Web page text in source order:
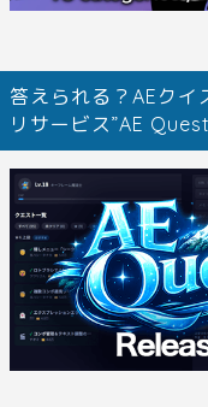
答えられる？AEクイ
リサービス”AE